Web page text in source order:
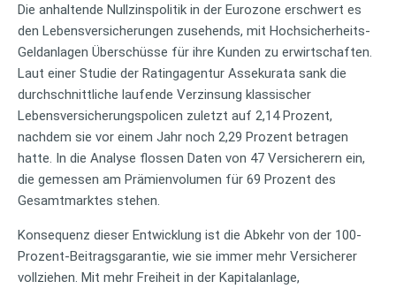
Die anhaltende Nullzinspolitik in der Eurozone erschwert es
den Lebensversicherungen zusehends, mit Hochsicherheits-
Geldanlagen Überschüsse für ihre Kunden zu erwirtschaften.
Laut einer Studie der Ratingagentur Assekurata sank die
durchschnittliche laufende Verzinsung klassischer
Lebensversicherungspolicen zuletzt auf 2,14 Prozent,
nachdem sie vor einem Jahr noch 2,29 Prozent betragen
hatte. In die Analyse flossen Daten von 47 Versicherern ein,
die gemessen am Prämienvolumen für 69 Prozent des
Gesamtmarktes stehen.
Konsequenz dieser Entwicklung ist die Abkehr von der 100-
Prozent-Beitragsgarantie, wie sie immer mehr Versicherer
vollziehen. Mit mehr Freiheit in der Kapitalanlage,